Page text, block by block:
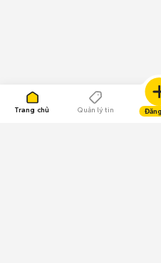
Trang chủ Quản lý tin